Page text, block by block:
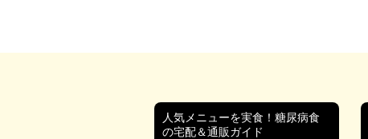
人気メニューを実食！糖尿病食
の宅配＆通販ガイド